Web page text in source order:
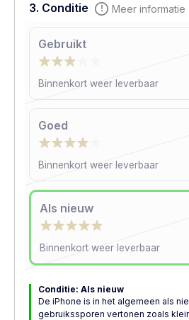
3. Conditie Meer informatie
Gebruikt
Binnenkort weer leverbaar
Goed
Binnenkort weer leverbaar
Als nieuw
Binnenkort weer leverbaar
Conditie: Als nieuw
De iPhone is in het algemeen als
gebruikssporen vertonen zoals